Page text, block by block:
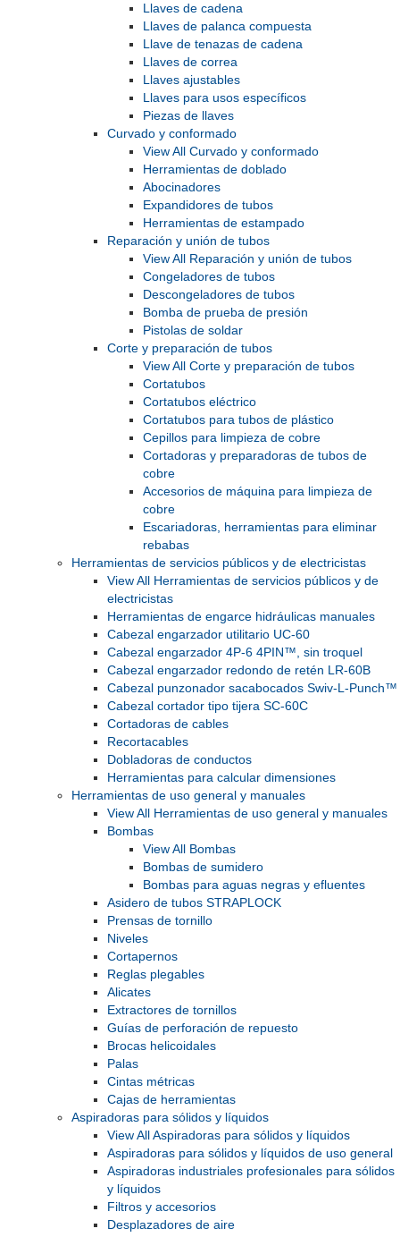
Llaves de cadena
Llaves de palanca compuesta
Llave de tenazas de cadena
Llaves de correa
Llaves ajustables
Llaves para usos específicos
Piezas de llaves
Curvado y conformado
View All Curvado y conformado
Herramientas de doblado
Abocinadores
Expandidores de tubos
Herramientas de estampado
Reparación y unión de tubos
View All Reparación y unión de tubos
Congeladores de tubos
Descongeladores de tubos
Bomba de prueba de presión
Pistolas de soldar
Corte y preparación de tubos
View All Corte y preparación de tubos
Cortatubos
Cortatubos eléctrico
Cortatubos para tubos de plástico
Cepillos para limpieza de cobre
Cortadoras y preparadoras de tubos de
cobre
Accesorios de máquina para limpieza de
cobre
Escariadoras, herramientas para eliminar
rebabas
Herramientas de servicios públicos y de electricistas
View All Herramientas de servicios públicos y de
electricistas
Herramientas de engarce hidráulicas manuales
Cabezal engarzador utilitario UC-60
Cabezal engarzador 4P-6 4PIN™, sin troquel
Cabezal engarzador redondo de retén LR-60B
Cabezal punzonador sacabocados Swiv-L-Punch™
Cabezal cortador tipo tijera SC-60C
Cortadoras de cables
Recortacables
Dobladoras de conductos
Herramientas para calcular dimensiones
Herramientas de uso general y manuales
View All Herramientas de uso general y manuales
Bombas
View All Bombas
Bombas de sumidero
Bombas para aguas negras y efluentes
Asidero de tubos STRAPLOCK
Prensas de tornillo
Niveles
Cortapernos
Reglas plegables
Alicates
Extractores de tornillos
Guías de perforación de repuesto
Brocas helicoidales
Palas
Cintas métricas
Cajas de herramientas
Aspiradoras para sólidos y líquidos
View All Aspiradoras para sólidos y líquidos
Aspiradoras para sólidos y líquidos de uso general
Aspiradoras industriales profesionales para sólidos
y líquidos
Filtros y accesorios
Desplazadores de aire